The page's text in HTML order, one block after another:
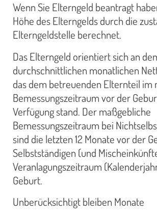
Wenn Sie Elterngeld beantragt
Höhe des Elterngelds durch die
Elterngeldstelle berechnet.
Das Elterngeld orientiert sich an
durchschnittlichen monatlichen
das dem betreuenden Elternteil im
Bemessungszeitraum vor der
Verfügung stand. Der maßgebliche
Bemessungszeitraum bei
sind die letzten 12 Monate vor der
Selbstständigen (und
Veranlagungszeitraum
Geburt.
Unberücksichtigt bleiben Monate